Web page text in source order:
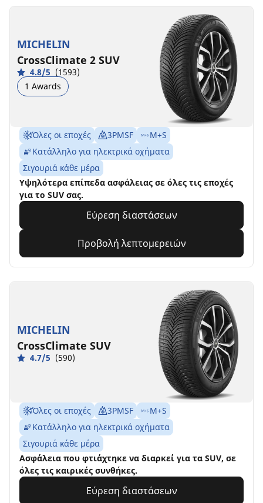
MICHELIN
CrossClimate 2 SUV
4.8/5 (1593)
1 Awards
Όλες οι εποχές 3PMSF
M+S
Κατάλληλο για ηλεκτρικά οχήματα
Σιγουριά κάθε μέρα
Υψηλότερα επίπεδα ασφάλειας σε όλες τις εποχές
για το SUV σας.
Εύρεση διαστάσεων
Προβολή λεπτομερειών
MICHELIN
CrossClimate SUV
4.7/5 (590)
Όλες οι εποχές 3PMSF
M+S
Κατάλληλο για ηλεκτρικά οχήματα
Σιγουριά κάθε μέρα
Ασφάλεια που φτιάχτηκε να διαρκεί για τα SUV, σε
όλες τις καιρικές συνθήκες.
Εύρεση διαστάσεων